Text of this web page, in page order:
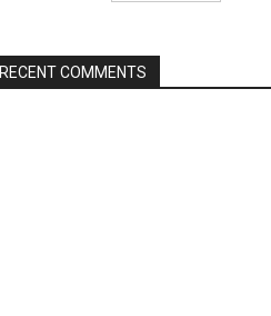
RECENT COMMENTS